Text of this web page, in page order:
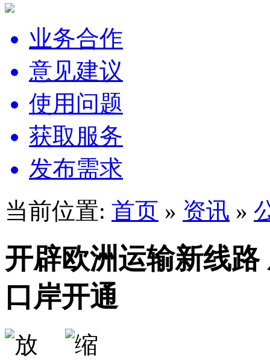
业务合作
意见建议
使用问题
获取服务
发布需求
当前位置: 首页 » 资讯 »
开辟欧洲运输新线
口岸开通